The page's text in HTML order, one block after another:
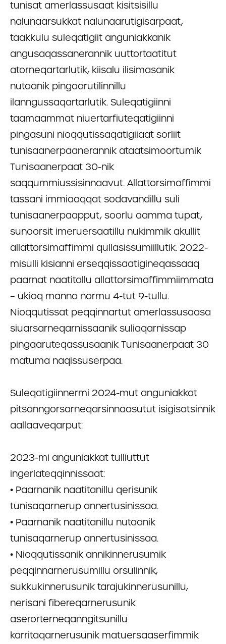
tunisat amerlassusaat kisitsisillu
nalunaarsukkat nalunaarutigisarpaat,
taakkulu suleqatigiit anguniakkanik
angusaqassanerannik uuttortaatitut
atorneqartarlutik, kiisalu ilisimasanik
nutaanik pingaarutilinnillu
ilanngussaqartarlutik. Suleqatigiinni
taamaammat niuertarfiuteqatigiinni
pingasuni nioqqutissaqatigiiaat sorliit
tunisaanerpaanerannik ataatsimoortumik
Tunisaanerpaat 30-nik
saqqummiussisinnaavut. Allattorsimaffimmi
tassani immiaaqqat sodavandillu suli
tunisaanerpaapput, soorlu aamma tupat,
sunoorsit imeruersaatillu nukimmik akullit
allattorsimaffimmi qullasissumiillutik. 2022-
misulli kisianni erseqqissaatigineqassaaq
paarnat naatitallu allattorsimaffimmiimmata
– ukioq manna normu 4-tut 9-tullu.
Nioqqutissat peqqinnartut amerlassusaasa
siuarsarneqarnissaanik suliaqarnissap
pingaaruteqassusaanik Tunisaanerpaat 30
matuma naqissuserpaa.
Suleqatigiinnermi 2024-mut anguniakkat
pitsanngorsarneqarsinnaasutut isigisatsinnik
aallaaveqarput:
2023-mi anguniakkat tulliuttut
ingerlateqqinnissaat:
• Paarnanik naatitanillu qerisunik
tunisaqarnerup annertusinissaa.
• Paarnanik naatitanillu nutaanik
tunisaqarnerup annertusinissaa.
• Nioqqutissanik annikinnerusumik
peqqinnarnerusumillu orsulinnik,
sukkukinnerusunik tarajukinnerusunillu,
nerisani fibereqarnerusunik
aserorterneqanngitsunillu
karritaqarnerusunik matuersaaserfimmik